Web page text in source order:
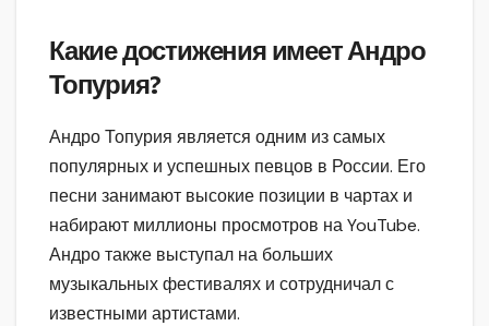
Какие достижения имеет Андро
Топурия?
Андро Топурия является одним из самых
популярных и успешных певцов в России. Его
песни занимают высокие позиции в чартах и
набирают миллионы просмотров на YouTube.
Андро также выступал на больших
музыкальных фестивалях и сотрудничал с
известными артистами.